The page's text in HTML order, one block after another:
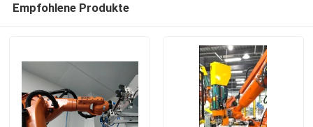
Empfohlene Produkte